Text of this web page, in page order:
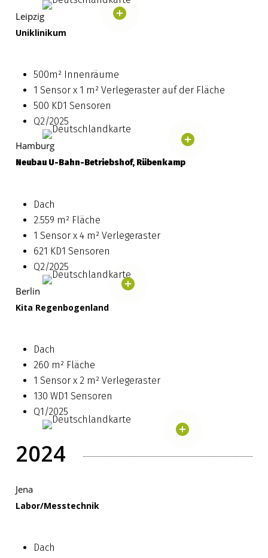
Leipzig
Uniklinikum
500m² Innenräume
1 Sensor x 1 m² Verlegeraster auf der Fläche
500 KD1 Sensoren
Q2/2025
Hamburg
Neubau U-Bahn-Betriebshof, Rübenkamp
Dach
2.559 m² Fläche
1 Sensor x 4 m² Verlegeraster
621 KD1 Sensoren
Q2/2025
Berlin
Kita Regenbogenland
Dach
260 m² Fläche
1 Sensor x 2 m² Verlegeraster
130 WD1 Sensoren
Q1/2025
2024
Jena
Labor/Messtechnik
Dach